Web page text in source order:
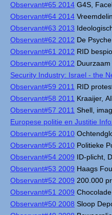
Observant#65 2014 G4S,
Observant#64 2014
Observant#63 2013
Observant#62 2012 De
Observant#61 2012 RID
Observant#60 2012
Security Industry: Israel - the
Observant#59 2011 RID
Observant#58 2011 Kraaijer,
Observant#57 2011 Shell,
Europese politie en Justitie
Observant#56 2010
Observant#55 2010 Politieke
Observant#54 2009 ID-plicht,
Observant#53 2009 Haags
Observant#52 2009 200.000
Observant#51 2009
Observant#50 2008 Sloop